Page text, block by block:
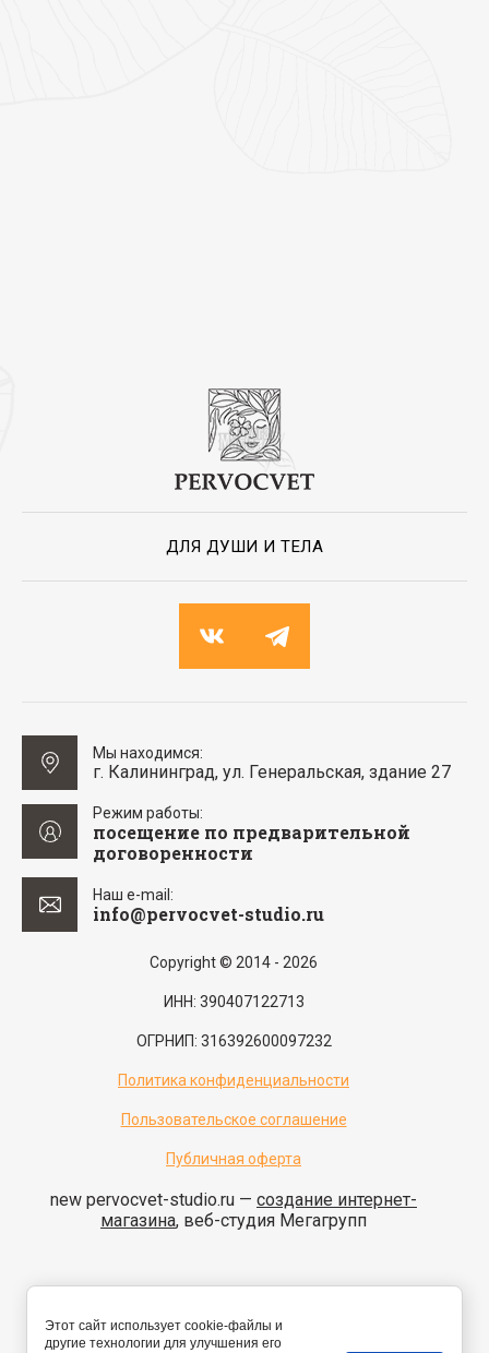
ДЛЯ ДУШИ И ТЕЛА
Copyright © 2014 - 2026
ИНН: 390407122713
ОГРНИП: 316392600097232
Политика конфиденциальности
Пользовательское соглашение
Публичная оферта
new pervocvet-studio.ru — создание интернет-
магазина, веб-студия Мегагрупп
Мы находимся:
г. Калининград, ул. Генеральская, здание 27
Режим работы:
посещение по предварительной
договоренности
Наш e-mail:
info@pervocvet-studio.ru
Этот сайт использует cookie-файлы и
другие технологии для улучшения его